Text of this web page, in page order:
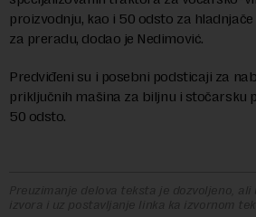
proizvodnju, kao i 50 odsto za
za preradu, dodao je Nedimović.
Predviđeni su i posebni podsticaji za
priključnih mašina za biljnu i stočarsku
50 odsto.
Preuzimanje delova teksta je dozvoljeno, ali
izvora i uz postavljanje linka ka izvornom